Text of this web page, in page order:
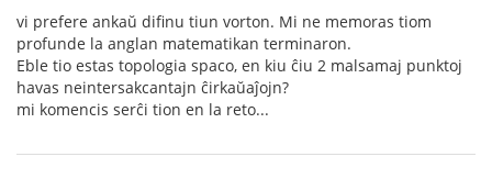
vi prefere ankaŭ difinu tiun vorton. Mi ne memoras tiom
profunde la anglan matematikan terminaron.
Eble tio estas topologia spaco, en kiu ĉiu 2 malsamaj punktoj
havas neintersakcantajn ĉirkaŭaĵojn?
mi komencis serĉi tion en la reto...